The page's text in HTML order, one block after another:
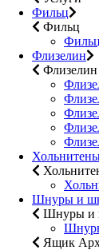
Фильц
Фильц
Флизелин
Флизелин
Шнуры и
Шнуры и
Ящик